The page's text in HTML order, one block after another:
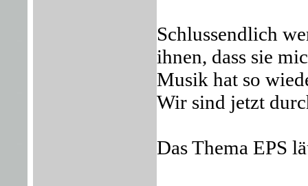
Schlussendlich
ihnen, dass sie
Musik hat so
Wir sind jetzt
Das Thema EPS